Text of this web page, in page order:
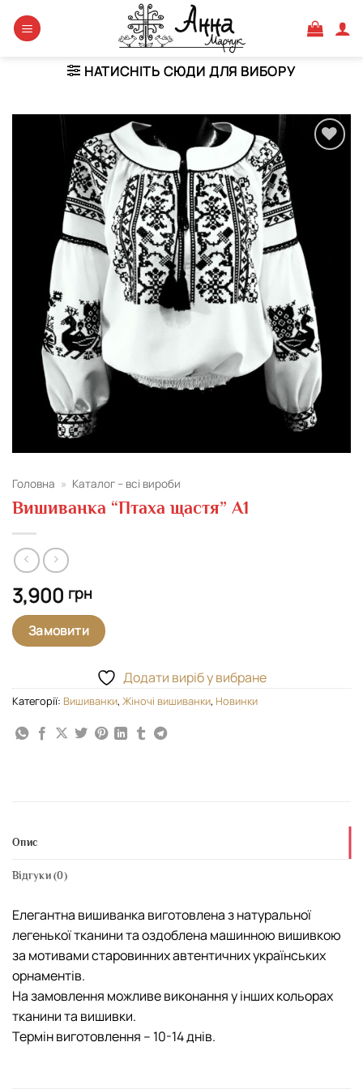
НАТИСНІТЬ СЮДИ ДЛЯ ВИБОРУ
Головна » Каталог – всі вироби
Вишиванка “Птаха щастя” А1
3,900 грн
Замовити
Додати виріб у вибране
Категорії: Вишиванки, Жіночі вишиванки, Новинки
Опис
Відгуки (0)
Елегантна вишиванка виготовлена з натуральної
легенької тканини та оздоблена машинною вишивкою
за мотивами старовинних автентичних українських
орнаментів.
На замовлення можливе виконання у інших кольорах
тканини та вишивки.
Термін виготовлення – 10-14 днів.